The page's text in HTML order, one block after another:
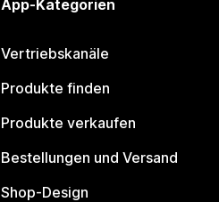
App-Kategorien
Vertriebskanäle
Produkte finden
Produkte verkaufen
Bestellungen und Versand
Shop-Design